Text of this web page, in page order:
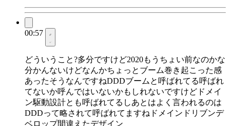
00:57
どういうこと?多分ですけど2020もうちょい前なのかな
分かんないけどなんかちょっとブーム巻き起こった感
あったそうなんですねDDDブームと呼ばれてる呼ばれ
てないか呼んではいないかもしれないですけどドメイ
ン駆動設計とも呼ばれてるしあとはよく言われるのは
DDDって略されて呼ばれてますねドメインドリブンデ
ベロップ間違えたデザイン